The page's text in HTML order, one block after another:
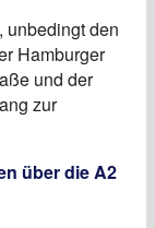
unbedingt den
Hamburger
und der
zur
über die A2